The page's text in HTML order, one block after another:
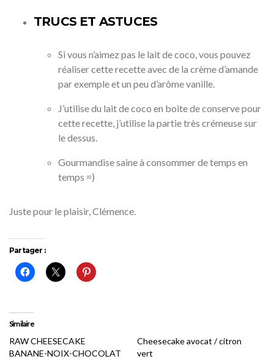
TRUCS ET ASTUCES
Si vous n’aimez pas le lait de coco, vous pouvez
réaliser cette recette avec de la crème d’amande
par exemple et un peu d’arôme vanille.
J’utilise du lait de coco en boite de conserve pour
cette recette, j’utilise la partie très crémeuse sur
le dessus.
Gourmandise saine à consommer de temps en
temps =)
Juste pour le plaisir, Clémence.
Partager :
Similaire
RAW CHEESECAKE
BANANE-NOIX-CHOCOLAT
Cheesecake avocat / citron
vert